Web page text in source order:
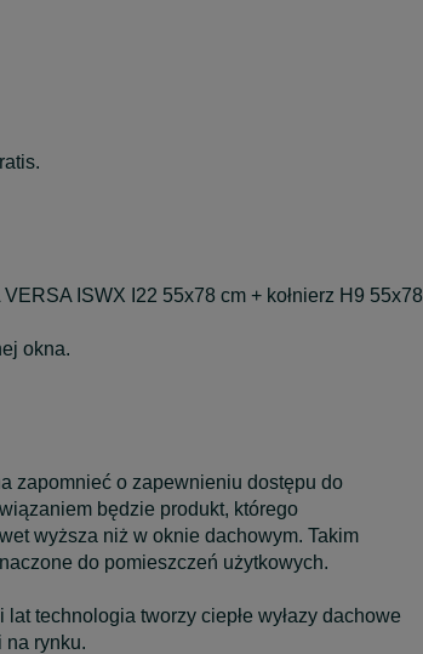
ISWX I22 55x78 cm + kołnierz H9 55x78
okna.
zapomnieć o zapewnieniu dostępu do
będzie produkt, którego
wyższa niż w oknie dachowym. Takim
do pomieszczeń użytkowych.
technologia tworzy ciepłe wyłazy dachowe
na rynku.